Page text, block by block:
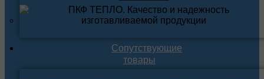
Сопутствующие
товары